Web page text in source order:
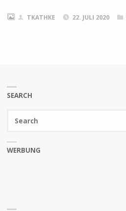
TKATHKE 22. JULI 2020
SEARCH
WERBUNG